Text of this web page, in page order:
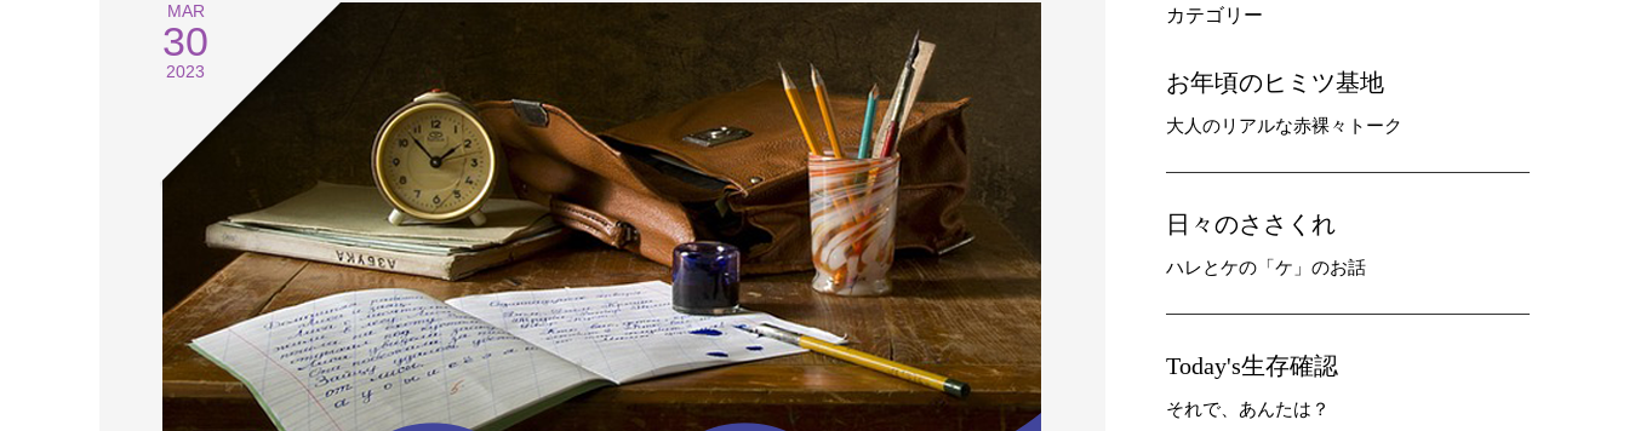
MAR
30
2023
カテゴリー
お年頃のヒミツ基地
大人のリアルな赤裸々トーク
日々のささくれ
ハレとケの「ケ」のお話
Today's生存確認
それで、あんたは？